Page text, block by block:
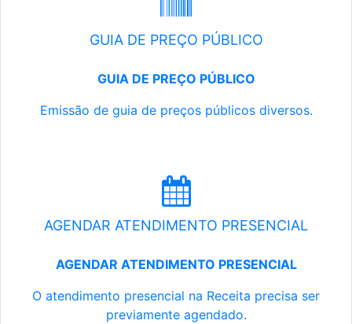
GUIA DE PREÇO PÚBLICO
GUIA DE PREÇO PÚBLICO
Emissão de guia de preços públicos diversos.
AGENDAR ATENDIMENTO PRESENCIAL
AGENDAR ATENDIMENTO PRESENCIAL
O atendimento presencial na Receita precisa ser
previamente agendado.